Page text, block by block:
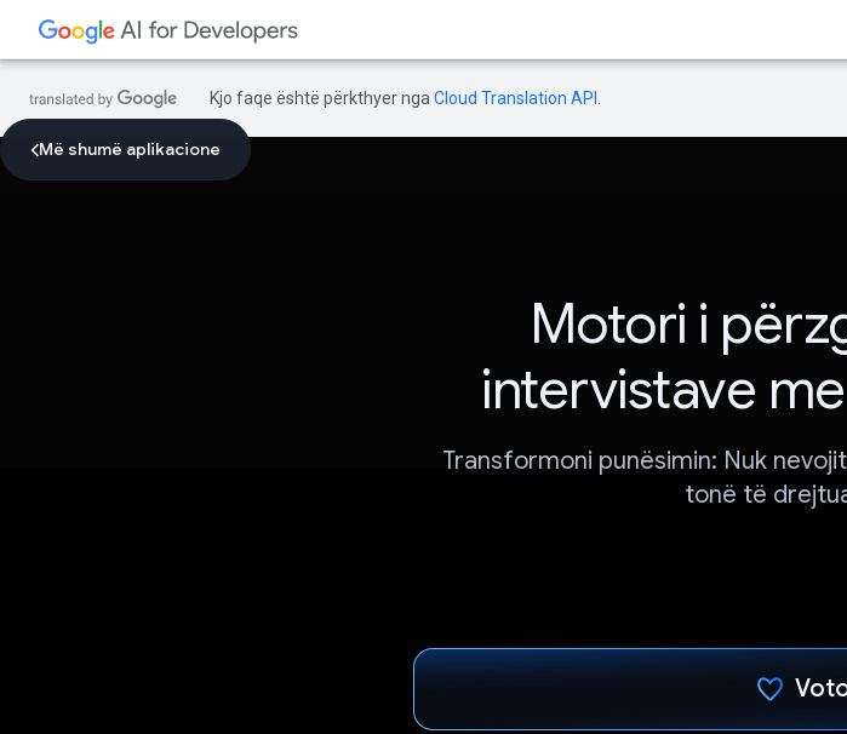
Kjo faqe është përkthyer nga Cloud Translation API
Më shumë aplikacione
Motori i
intervistave
Transformoni punësimin: Nuk
tonë të